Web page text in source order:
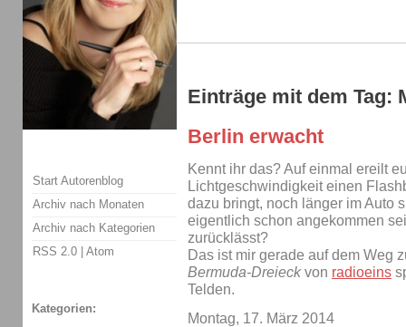
Einträge mit dem Tag:
Berlin erwacht
Kennt ihr das? Auf einmal ereilt
Lichtgeschwindigkeit einen
dazu bringt, noch länger im Auto
eigentlich schon angekommen
zurücklässt?
Das ist mir gerade auf dem Weg
Bermuda-Dreieckvon radioeins
Telden.
Montag, 17. März 2014
Start Autorenblog
Archiv nach Monaten
Archiv nach Kategorien
RSS 2.0 | Atom
Kategorien: